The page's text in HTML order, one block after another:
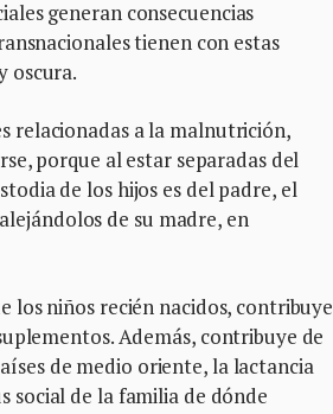
generan consecuencias
tienen con estas
oscura.
relacionadas a la malnutrición,
porque al estar separadas del
de los hijos es del padre, el
de su madre, en
los niños recién nacidos, contribuye
Además, contribuye de
de medio oriente, la lactancia
social de la familia de dónde